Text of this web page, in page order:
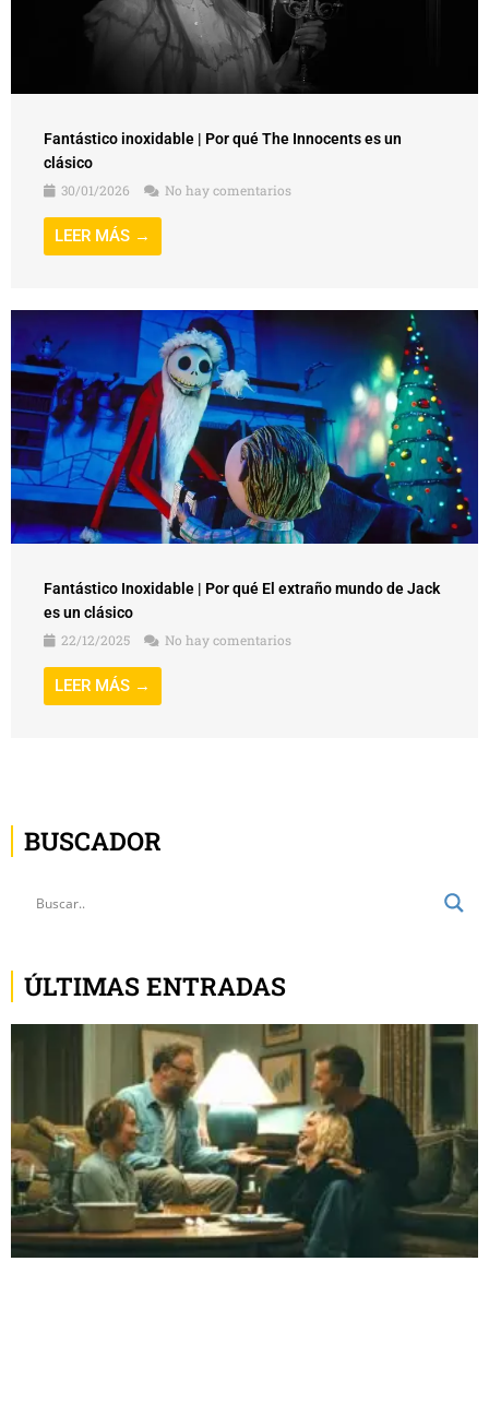
Fantástico inoxidable | Por qué The Innocents es un
clásico
30/01/2026
No hay comentarios
LEER MÁS →
Fantástico Inoxidable | Por qué El extraño mundo de Jack
es un clásico
22/12/2025
No hay comentarios
LEER MÁS →
BUSCADOR
ÚLTIMAS ENTRADAS